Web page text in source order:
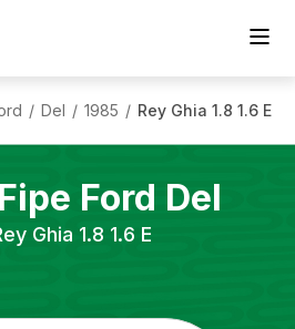
/ Del / 1985 / Rey Ghia 1.8 1.6 E
Ford Del
Ghia 1.8 1.6 E